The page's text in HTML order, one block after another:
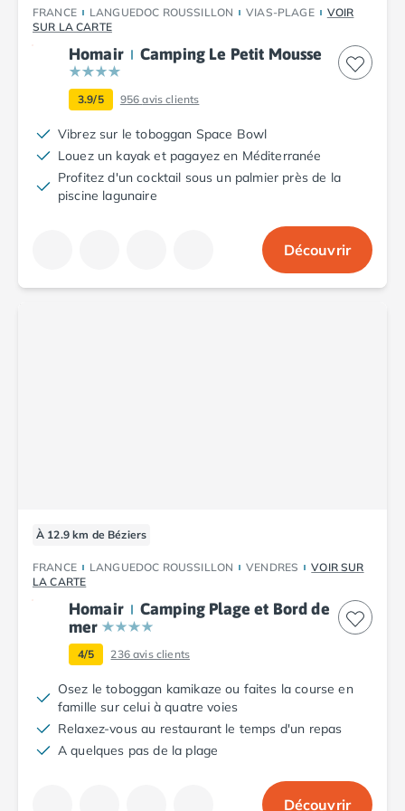
Camping Argelès-sur-Mer
Camping Canet-en-Roussillon
Camping Collioure
Camping Le Barcarès
Camping Perpignan
Camping Saint-Cyprien
Camping Limousin
Camping Corrèze
Camping Lorraine
Camping Le Touquet
Camping Merlimont
Camping Pays de la Loire
Camping Loire-Atlantique
Camping Guerande
Camping La Baule-Escoublac
Camping La Turballe
Camping Nantes
Camping Pornic
Camping Pornichet
Camping Saint Nazaire
FRANCE LANGUEDOC ROUSSILLON VIAS-PLAGE
VOIR
SUR LA CARTE
Homair Camping Le Petit Mousse
3.9/5 956avis clients
Vibrez sur le toboggan Space Bowl
Louez un kayak et pagayez en Méditerranée
Profitez d'un cocktail sous un palmier près de la
piscine lagunaire
Découvrir
À 12.9 km de Béziers
FRANCE LANGUEDOC ROUSSILLON VENDRES
VOIR SUR
LA CARTE
Homair
Camping Plage et Bord de
mer
4/5 236avis clients
Osez le toboggan kamikaze ou faites la course en
famille sur celui à quatre voies
Relaxez-vous au restaurant le temps d'un repas
A quelques pas de la plage
Découvrir